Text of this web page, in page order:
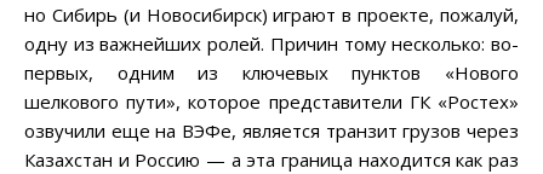
но Сибирь (и Новосибирск) играют в проекте, пожалуй,
одну из важнейших ролей. Причин тому несколько: во-
первых, одним из ключевых пунктов «Нового
шелкового пути», которое представители ГК «Ростех»
озвучили еще на ВЭФе, является транзит грузов через
Казахстан и Россию — а эта граница находится как раз